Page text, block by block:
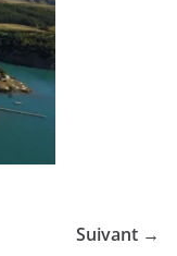
Suivant →